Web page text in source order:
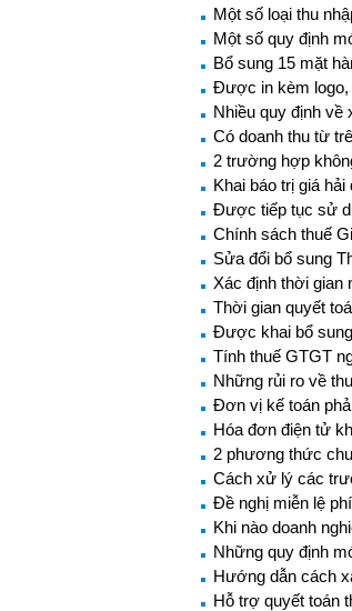
Một số loại thu
Một số quy định
Bổ sung 15 mặt
Được in kèm logo,
Nhiều quy định về
Có doanh thu từ
2 trường hợp
Khai báo trị giá
Được tiếp tục sử
Chính sách thuế
Sửa đổi bổ sung
Xác định thời gian
Thời gian quyết
Được khai bổ
Tính thuế GTGT
Những rủi ro về
Đơn vị kế toán
Hóa đơn điện tử
2 phương thức
Cách xử lý các
Đề nghị miễn lệ
Khi nào doanh
Những quy định
Hướng dẫn cách
Hỗ trợ quyết toán